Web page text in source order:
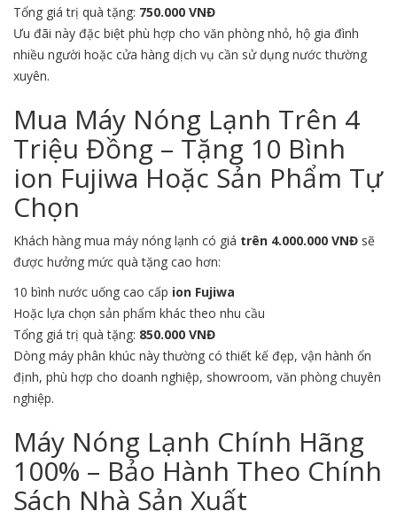
Tổng giá trị quà tặng: 750.000 VNĐ
Ưu đãi này đặc biệt phù hợp cho văn phòng nhỏ, hộ gia đình
nhiều người hoặc cửa hàng dịch vụ cần sử dụng nước thường
xuyên.
Mua Máy Nóng Lạnh Trên 4
Triệu Đồng – Tặng 10 Bình
ion Fujiwa Hoặc Sản Phẩm Tự
Chọn
Khách hàng mua máy nóng lạnh có giá trên 4.000.000 VNĐ sẽ
được hưởng mức quà tặng cao hơn:
10 bình nước uống cao cấp ion Fujiwa
Hoặc lựa chọn sản phẩm khác theo nhu cầu
Tổng giá trị quà tặng: 850.000 VNĐ
Dòng máy phân khúc này thường có thiết kế đẹp, vận hành ổn
định, phù hợp cho doanh nghiệp, showroom, văn phòng chuyên
nghiệp.
Máy Nóng Lạnh Chính Hãng
100% – Bảo Hành Theo Chính
Sách Nhà Sản Xuất